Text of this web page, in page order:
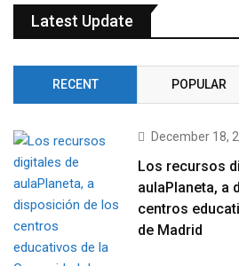
Latest Update
RECENT POPULAR
December 18,
Los recursos
aulaPlaneta, a
centros
de Madrid